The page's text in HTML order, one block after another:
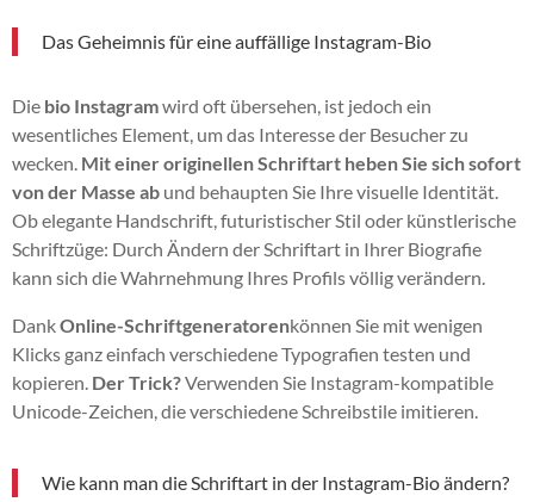
Das Geheimnis für eine auffällige Instagram-Bio
Die bio Instagramwird oft übersehen, ist jedoch ein
wesentliches Element, um das Interesse der Besucher zu
wecken. Mit einer originellen Schriftart heben Sie sich sofort
von der Masse ab und behaupten Sie Ihre visuelle Identität.
Ob elegante Handschrift, futuristischer Stil oder künstlerische
Schriftzüge: Durch Ändern der Schriftart in Ihrer Biografie
kann sich die Wahrnehmung Ihres Profils völlig verändern.
DankOnline-Schriftgeneratorenkönnen Sie mit wenigen
Klicks ganz einfach verschiedene Typografien testen und
kopieren. Der Trick?Verwenden Sie Instagram-kompatible
Unicode-Zeichen, die verschiedene Schreibstile imitieren.
Wie kann man die Schriftart in der Instagram-Bio ändern?